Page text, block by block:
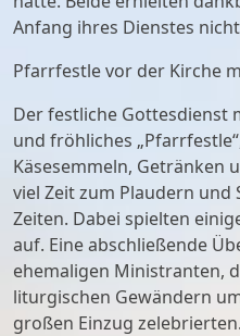
Anfang ihres Dienstes
Pfarrfestle vor der Kirche
Der festliche Gottesdienst
und fröhliches
Käsesemmeln, Getränken
viel Zeit zum Plaudern und
Zeiten. Dabei spielten
auf. Eine abschließende
ehemaligen Ministranten,
liturgischen Gewändern
großen Einzug zelebrierten.